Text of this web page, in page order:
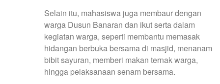
Selain itu, mahasiswa juga membaur dengan
warga Dusun Banaran dan ikut serta dalam
kegiatan warga, seperti membantu memasak
hidangan berbuka bersama di masjid, menanam
bibit sayuran, memberi makan ternak warga,
hingga pelaksanaan senam bersama.